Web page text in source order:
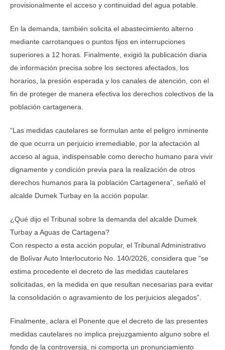
provisionalmente el acceso y continuidad del agua potable.
En la demanda, también solicita el abastecimiento alterno
mediante carrotanques o puntos fijos en interrupciones
superiores a 12 horas. Finalmente, exigió la publicación diaria
de información precisa sobre los sectores afectados, los
horarios, la presión esperada y los canales de atención, con el
fin de proteger de manera efectiva los derechos colectivos de la
población cartagenera.
“Las medidas cautelares se formulan ante el peligro inminente
de que ocurra un perjuicio irremediable, por la afectación al
acceso al agua, indispensable como derecho humano para vivir
dignamente y condición previa para la realización de otros
derechos humanos para la población Cartagenera”, señaló el
alcalde Dumek Turbay en la acción popular.
¿Qué dijo el Tribunal sobre la demanda del alcalde Dumek
Turbay a Aguas de Cartagena?
Con respecto a esta acción popular, el Tribunal Administrativo
de Bolívar Auto Interlocutorio No. 140/2026, considera que “se
estima procedente el decreto de las medidas cautelares
solicitadas, en la medida en que resultan necesarias para evitar
la consolidación o agravamiento de los perjuicios alegados”.
Finalmente, aclara el Ponente que el decreto de las presentes
medidas cautelares no implica prejuzgamiento alguno sobre el
fondo de la controversia, ni comporta un pronunciamiento